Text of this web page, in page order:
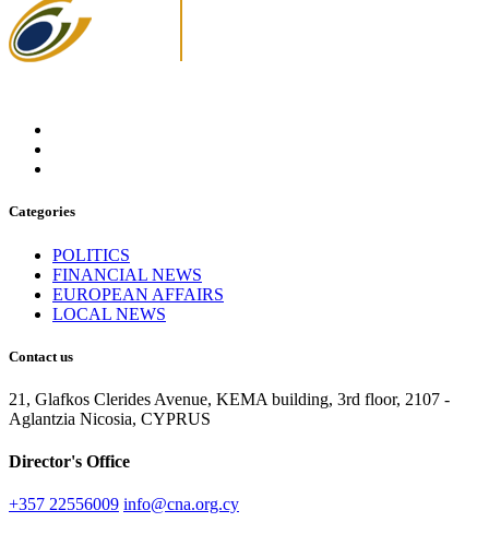
Categories
POLITICS
FINANCIAL NEWS
EUROPEAN AFFAIRS
LOCAL NEWS
Contact us
21, Glafkos Clerides Avenue, KEMA building, 3rd floor, 2107 -
Aglantzia Nicosia, CYPRUS
Director's Office
+357 22556009 info@cna.org.cy